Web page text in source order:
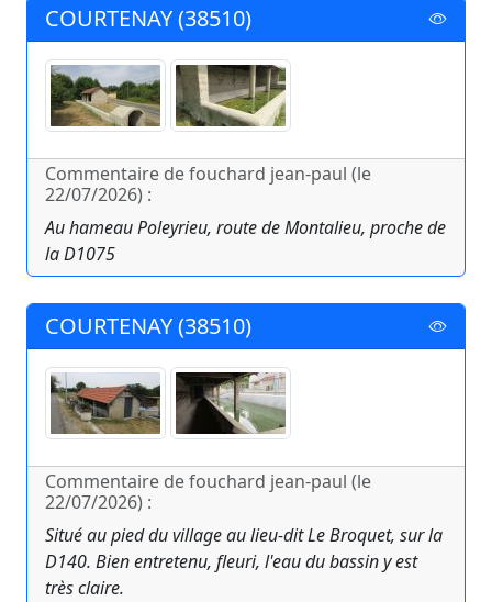
COURTENAY (38510)
Commentaire de fouchard jean-paul (le
22/07/2026) :
Au hameau Poleyrieu, route de Montalieu, proche de
la D1075
COURTENAY (38510)
Commentaire de fouchard jean-paul (le
22/07/2026) :
Situé au pied du village au lieu-dit Le Broquet, sur la
D140. Bien entretenu, fleuri, l'eau du bassin y est
très claire.